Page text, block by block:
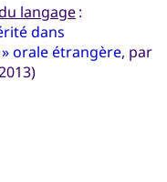
langage:
dans
orale étrangère, par